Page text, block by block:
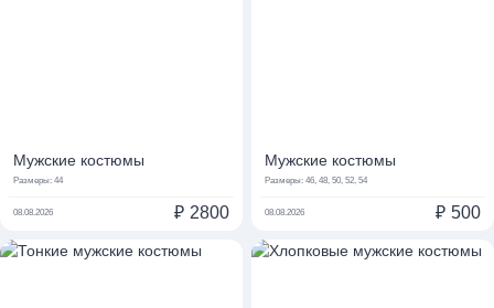
Мужские костюмы
Размеры: 44
08.08.2026 ₽ 2800
Мужские костюмы
Размеры: 46, 48, 50, 52, 54
08.08.2026 ₽ 500